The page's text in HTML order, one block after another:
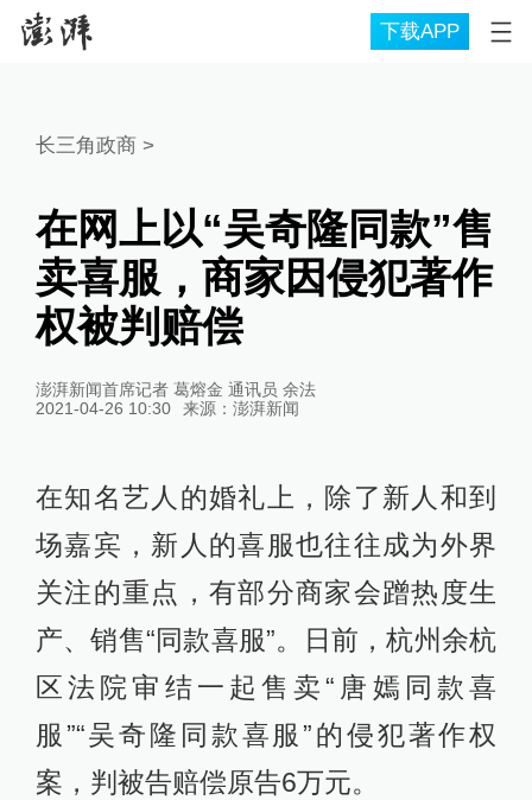
下载APP
长三角政商 >
在网上以“吴奇隆同款”售
卖喜服，商家因侵犯著作
权被判赔偿
澎湃新闻首席记者 葛熔金 通讯员 余法
2021-04-26 10:30
来源： 澎湃新闻
在知名艺人的婚礼上，除了新人和到
场嘉宾，新人的喜服也往往成为外界
关注的重点，有部分商家会蹭热度生
产、销售“同款喜服”。日前，杭州余杭
区法院审结一起售卖“唐嫣同款喜
服”“吴奇隆同款喜服”的侵犯著作权
案，判被告赔偿原告6万元。